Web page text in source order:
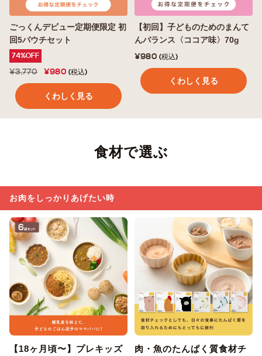
ごっくんデビュー定期便限定 初
回5パウチセット
74%OFF
¥3,770 ¥980 (税込)
くわしく見る
【初回】子どものためのまんて
んバランス〈ココア味〉70g
¥980 (税込)
くわしく見る
食材で選ぶ
お肉をしっかりあげたい時
【18ヶ月頃〜】プレキッズ
肉・魚のたんぱく質食材チ